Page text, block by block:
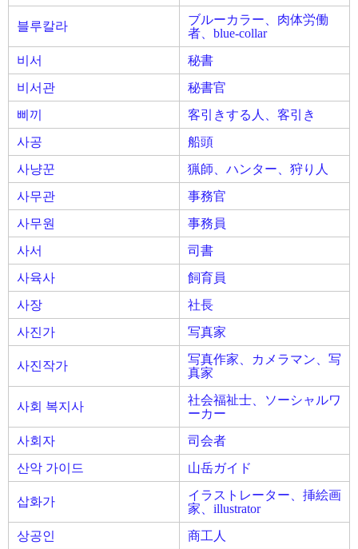
블루칼라
ブルーカラー、肉体労働
者、blue-collar
비서
秘書
비서관
秘書官
삐끼
客引きする人、客引き
사공
船頭
사냥꾼
猟師、ハンター、狩り人
사무관
事務官
사무원
事務員
사서
司書
사육사
飼育員
사장
社長
사진가
写真家
사진작가
写真作家、カメラマン、写
真家
사회 복지사
社会福祉士、ソーシャルワ
ーカー
사회자
司会者
산악 가이드
山岳ガイド
삽화가
イラストレーター、挿絵画
家、illustrator
상공인
商工人